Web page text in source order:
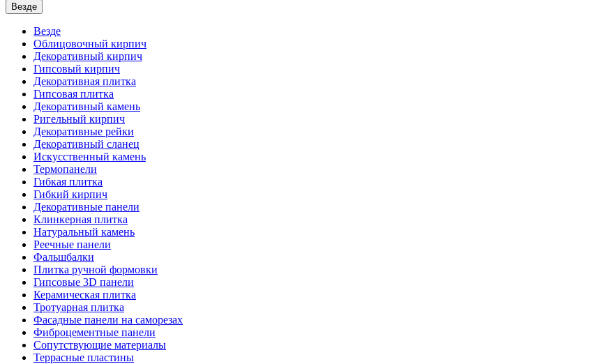
Везде
Везде
Облицовочный кирпич
Декоративный кирпич
Гипсовый кирпич
Декоративная плитка
Гипсовая плитка
Декоративный камень
Ригельный кирпич
Декоративные рейки
Декоративный сланец
Искусственный камень
Термопанели
Гибкая плитка
Гибкий кирпич
Декоративные панели
Клинкерная плитка
Натуральный камень
Реечные панели
Фальшбалки
Плитка ручной формовки
Гипсовые 3D панели
Керамическая плитка
Тротуарная плитка
Фасадные панели на саморезах
Фиброцементные панели
Сопутствующие материалы
Террасные пластины